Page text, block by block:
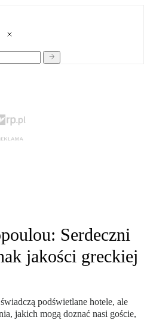
Serdeczni
jakości greckiej
podświetlane hotele, ale
jakich mogą doznać nasi goście,